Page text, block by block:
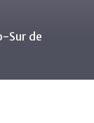
Sur de